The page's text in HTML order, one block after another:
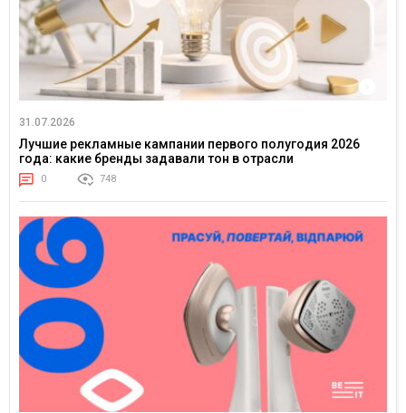
31.07.2026
Лучшие рекламные кампании первого полугодия 2026
года: какие бренды задавали тон в отрасли
0 748